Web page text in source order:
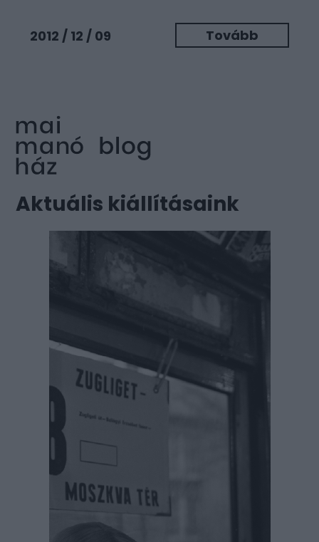
2012 / 12 / 09 Tovább
Aktuális kiállításaink